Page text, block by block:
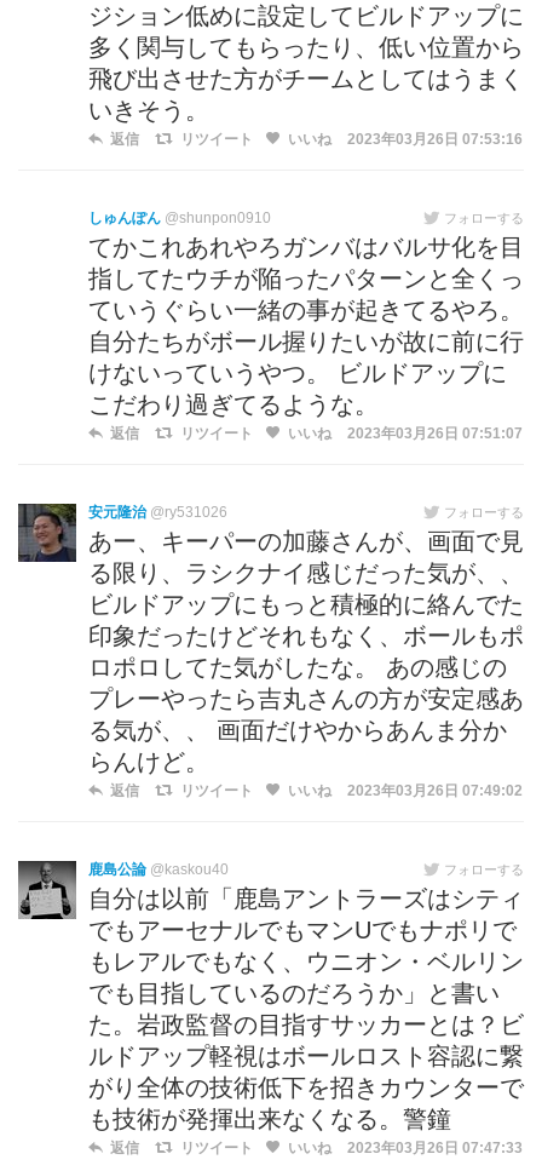
ジション低めに設定してビルドアップに
多く関与してもらったり、低い位置から
飛び出させた方がチームとしてはうまく
いきそう。
返信 リツイート いいね 2023年03月26日 07:53:16
しゅんぽん @shunpon0910 フォローする
てかこれあれやろガンバはバルサ化を目
指してたウチが陥ったパターンと全くっ
ていうぐらい一緒の事が起きてるやろ。
自分たちがボール握りたいが故に前に行
けないっていうやつ。 ビルドアップに
こだわり過ぎてるような。
返信 リツイート いいね 2023年03月26日 07:51:07
安元隆治 @ry531026 フォローする
あー、キーパーの加藤さんが、画面で見
る限り、ラシクナイ感じだった気が、、
ビルドアップにもっと積極的に絡んでた
印象だったけどそれもなく、ボールもポ
ロポロしてた気がしたな。 あの感じの
プレーやったら吉丸さんの方が安定感あ
る気が、、 画面だけやからあんま分か
らんけど。
返信 リツイート いいね 2023年03月26日 07:49:02
鹿島公論 @kaskou40 フォローする
自分は以前「鹿島アントラーズはシティ
でもアーセナルでもマンUでもナポリで
もレアルでもなく、ウニオン・ベルリン
でも目指しているのだろうか」と書い
た。岩政監督の目指すサッカーとは？ビ
ルドアップ軽視はボールロスト容認に繋
がり全体の技術低下を招きカウンターで
も技術が発揮出来なくなる。警鐘
返信 リツイート いいね 2023年03月26日 07:47:33